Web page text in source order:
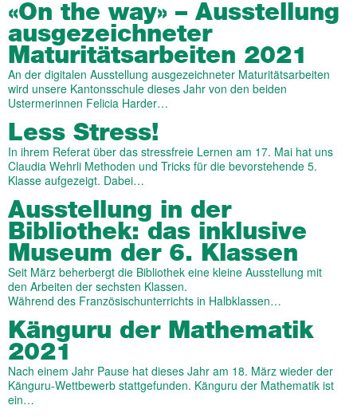
«On the way» – Ausstellung
ausgezeichneter
Maturitätsarbeiten 2021
An der digitalen Ausstellung ausgezeichneter Maturitätsarbeiten
wird unsere Kantonsschule dieses Jahr von den beiden
Ustermerinnen Felicia Harder…
Less Stress!
In ihrem Referat über das stressfreie Lernen am 17. Mai hat uns
Claudia Wehrli Methoden und Tricks für die bevorstehende 5.
Klasse aufgezeigt. Dabei…
Ausstellung in der
Bibliothek: das inklusive
Museum der 6. Klassen
Seit März beherbergt die Bibliothek eine kleine Ausstellung mit
den Arbeiten der sechsten Klassen.
Während des Französischunterrichts in Halbklassen…
Känguru der Mathematik
2021
Nach einem Jahr Pause hat dieses Jahr am 18. März wieder der
Känguru-Wettbewerb stattgefunden. Känguru der Mathematik ist
ein…